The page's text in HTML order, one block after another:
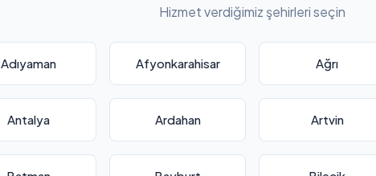
Hizmet verdiğimiz şehirleri seçin
Adıyaman Afyonkarahisar Ağrı
Antalya Ardahan Artvin